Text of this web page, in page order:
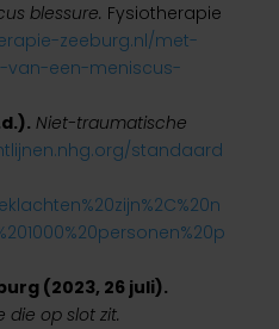
blessure. Fysiotherapie
zeeburg.nl/met-
van-een-meniscus-
Niet-traumatische
standaard
(2023, 26 juli).
die op slot zit.